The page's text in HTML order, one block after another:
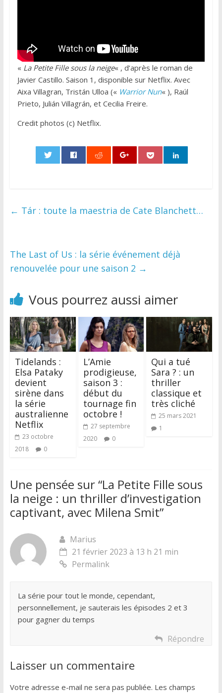
« La Petite Fille sous la neige« , d’après le roman de
Javier Castillo. Saison 1, disponible sur Netflix. Avec
Aixa Villagran, Tristán Ulloa (« Warrior Nun« ), Raúl
Prieto, Julián Villagrán, et Cecilia Freire.
Credit photos (c) Netflix.
← Tár : toute la maestria de Cate Blanchett…
The Last of Us : la série événement déjà
renouvelée pour une saison 2 →
Vous pourrez aussi aimer
Tidelands :
Elsa Pataky
devient
sirène dans
la série
australienne
Netflix
23 octobre
2018
0
L’Amie
prodigieuse,
saison 3 :
début du
tournage fin
octobre !
27 septembre
2020
0
Qui a tué
Sara ? : un
thriller
classique et
très cliché
25 mars 2021
1
Une pensée sur “La Petite Fille sous
la neige : un thriller d’investigation
captivant, avec Milena Smit”
Marius
21 février 2023 à 13 h 21 min
Permalink
La série pour tout le monde, cependant,
personnellement, je sauterais les épisodes 2 et 3
pour gagner du temps
Répondre
Laisser un commentaire
Votre adresse e-mail ne sera pas publiée. Les champs